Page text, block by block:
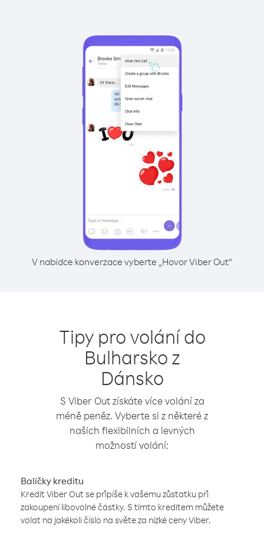
V nabídce konverzace vyberte „Hovor Viber Out“
Tipy pro volání do
Bulharsko z
Dánsko
S Viber Out získáte více volání za
méně peněz. Vyberte si z některé z
našich flexibilních a levných
možností volání:
Balíčky kreditu
Kredit Viber Out se připíše k vašemu zůstatku při
zakoupení libovolné částky. S tímto kreditem můžete
volat na jakékoli číslo na světe za nízké ceny Viber.